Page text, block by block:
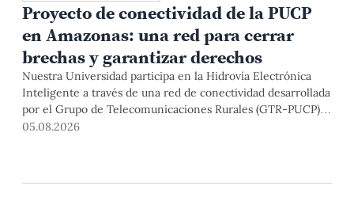
Proyecto de conectividad de la PUCP
en Amazonas: una red para cerrar
brechas y garantizar derechos
Nuestra Universidad participa en la Hidrovía Electrónica
Inteligente a través de una red de conectividad desarrollada
por el Grupo de Telecomunicaciones Rurales (GTR-PUCP)
desde el 2018. En esta nota repasamos cómo ha sido el
05.08.2026